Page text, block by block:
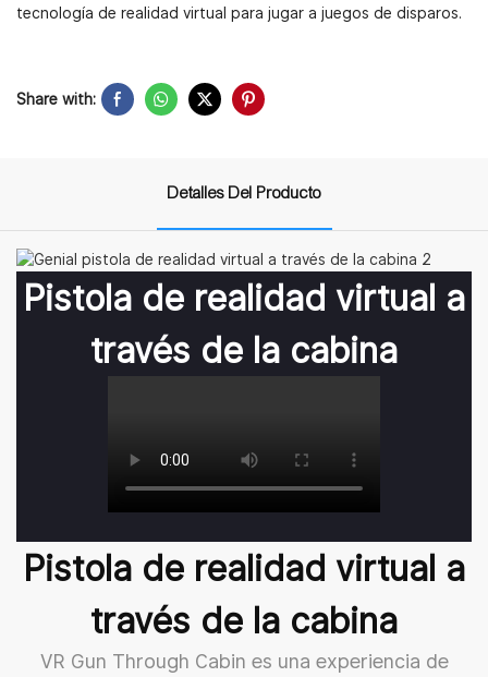
tecnología de realidad virtual para jugar a juegos de disparos.
Share with:
Detalles Del Producto
Pistola de realidad virtual a
través de la cabina
Pistola de realidad virtual a
través de la cabina
VR Gun Through Cabin es una experiencia de